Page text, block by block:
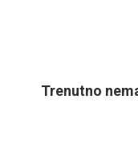
Trenutno